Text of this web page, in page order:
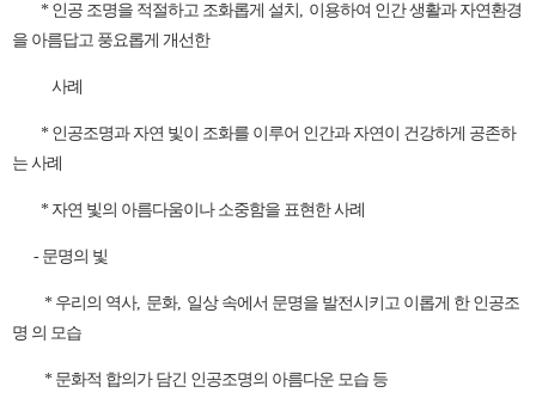
* 인공 조명을 적절하고 조화롭게 설치 , 이용하여 인간 생활과 자연환경
을 아름답고 풍요롭게 개선한
사례
* 인공조명과 자연 빛이 조화를 이루어 인간과 자연이 건강하게 공존하
는 사례
* 자연 빛의 아름다움이나 소중함을 표현한 사례
- 문명의 빛
* 우리의 역사, 문화, 일상 속에서 문명을 발전시키고 이롭게 한 인공조
명 의 모습
* 문화적 합의가 담긴 인공조명의 아름다운 모습 등